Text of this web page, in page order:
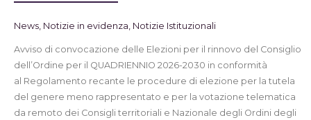
News, Notizie in evidenza, Notizie Istituzionali
Avviso di convocazione delle Elezioni per il rinnovo del Consiglio
dell’Ordine per il QUADRIENNIO 2026-2030 in conformità
al Regolamento recante le procedure di elezione per la tutela
del genere meno rappresentato e per la votazione telematica
da remoto dei Consigli territoriali e Nazionale degli Ordini degli